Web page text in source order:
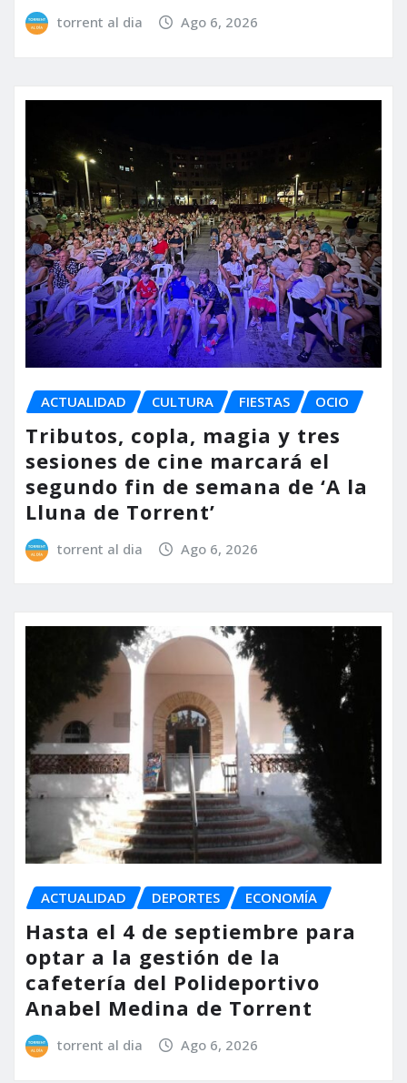
torrent al dia Ago 6, 2026
ACTUALIDAD CULTURA FIESTAS OCIO
Tributos, copla, magia y tres
sesiones de cine marcará el
segundo fin de semana de ‘A la
Lluna de Torrent’
torrent al dia Ago 6, 2026
ACTUALIDAD DEPORTES ECONOMÍA
Hasta el 4 de septiembre para
optar a la gestión de la
cafetería del Polideportivo
Anabel Medina de Torrent
torrent al dia Ago 6, 2026